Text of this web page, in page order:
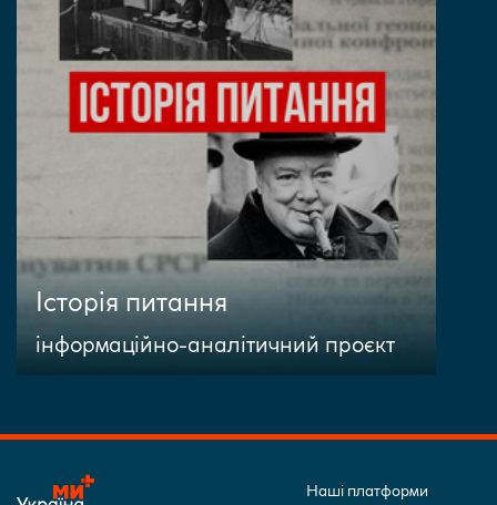
Історія питання
інформаційно-аналітичний проєкт
Наші платформи